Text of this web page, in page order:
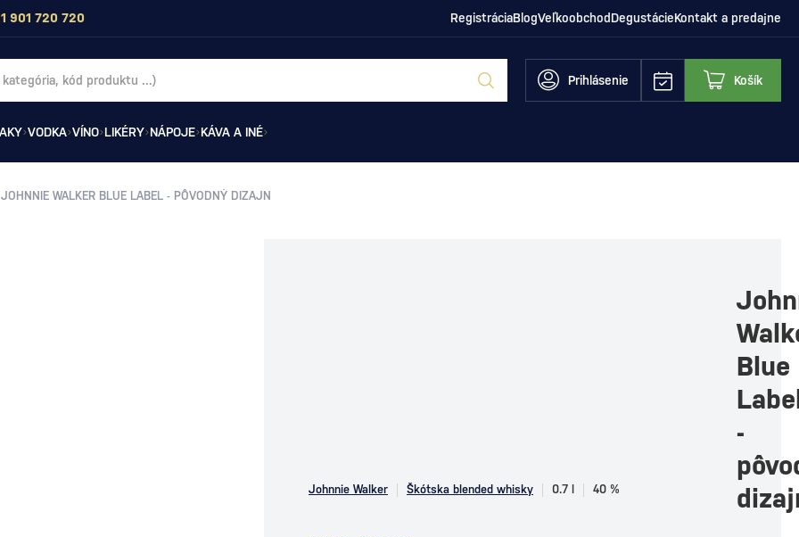
901 720 720 RegistráciaBlogVeľkoobchodDegustácieKontakt a predajne
Prihlásenie Košík
VODKA VÍNO LIKÉRY NÁPOJE KÁVA A INÉ
JOHNNIE WALKER BLUE LABEL - PÔVODNÝ DIZAJN
Johnnie Walker Škótska blended whisky 0.7 l 40 %
Blue
-